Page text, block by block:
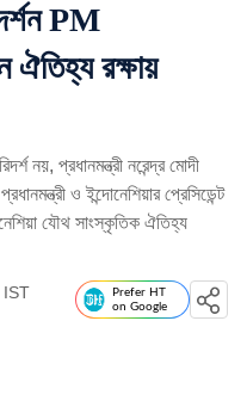
PM
ঐতিহ্য রক্ষায়
প্রধানমন্ত্রী নরেন্দ্র মোদী
ও ইন্দোনেশিয়ার প্রেসিডেন্ট
যৌথ সাংস্কৃতিক ঐতিহ্য
IST
Prefer HT
on Google